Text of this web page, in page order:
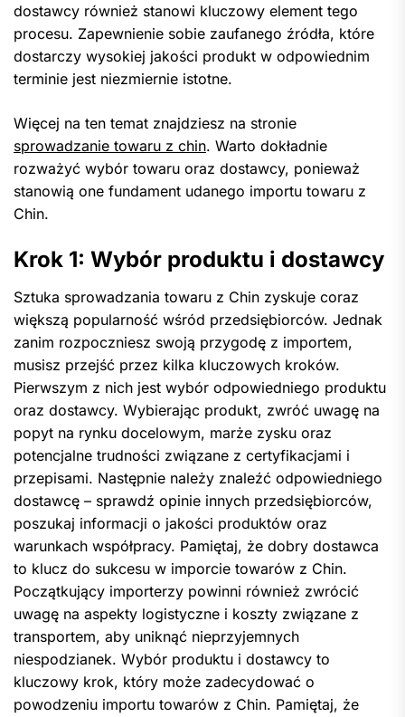
dostawcy również stanowi kluczowy element tego
procesu. Zapewnienie sobie zaufanego źródła, które
dostarczy wysokiej jakości produkt w odpowiednim
terminie jest niezmiernie istotne.
Więcej na ten temat znajdziesz na stronie
sprowadzanie towaru z chin. Warto dokładnie
rozważyć wybór towaru oraz dostawcy, ponieważ
stanowią one fundament udanego importu towaru z
Chin.
Krok 1: Wybór produktu i dostawcy
Sztuka sprowadzania towaru z Chin zyskuje coraz
większą popularność wśród przedsiębiorców. Jednak
zanim rozpoczniesz swoją przygodę z importem,
musisz przejść przez kilka kluczowych kroków.
Pierwszym z nich jest wybór odpowiedniego produktu
oraz dostawcy. Wybierając produkt, zwróć uwagę na
popyt na rynku docelowym, marże zysku oraz
potencjalne trudności związane z certyfikacjami i
przepisami. Następnie należy znaleźć odpowiedniego
dostawcę – sprawdź opinie innych przedsiębiorców,
poszukaj informacji o jakości produktów oraz
warunkach współpracy. Pamiętaj, że dobry dostawca
to klucz do sukcesu w imporcie towarów z Chin.
Początkujący importerzy powinni również zwrócić
uwagę na aspekty logistyczne i koszty związane z
transportem, aby uniknąć nieprzyjemnych
niespodzianek. Wybór produktu i dostawcy to
kluczowy krok, który może zadecydować o
powodzeniu importu towarów z Chin. Pamiętaj, że